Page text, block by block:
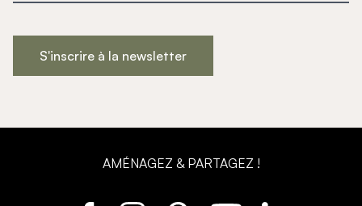
S'inscrire à la newsletter
AMÉNAGEZ & PARTAGEZ !